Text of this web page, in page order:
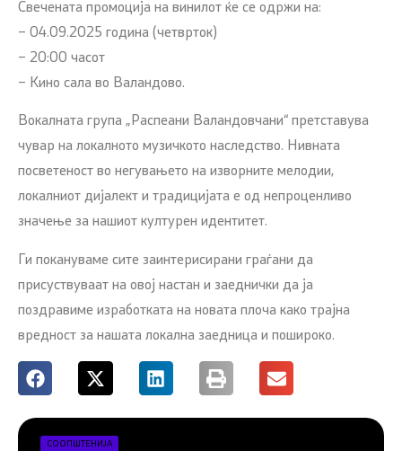
Свечената промоција на винилот ќе се одржи на:
– 04.09.2025 година (четврток)
– 20:00 часот
– Кино сала во Валандово.
Вокалната група „Распеани Валандовчани“ претставува
чувар на локалното музичкото наследство. Нивната
посветеност во негувањето на изворните мелодии,
локалниот дијалект и традицијата е од непроценливо
значење за нашиот културен идентитет.
Ги покануваме сите заинтерисирани граѓани да
присуствуваат на овој настан и заеднички да ја
поздравиме изработката на новата плоча како трајна
вредност за нашата локална заедница и пошироко.
СООПШТЕНИЈА